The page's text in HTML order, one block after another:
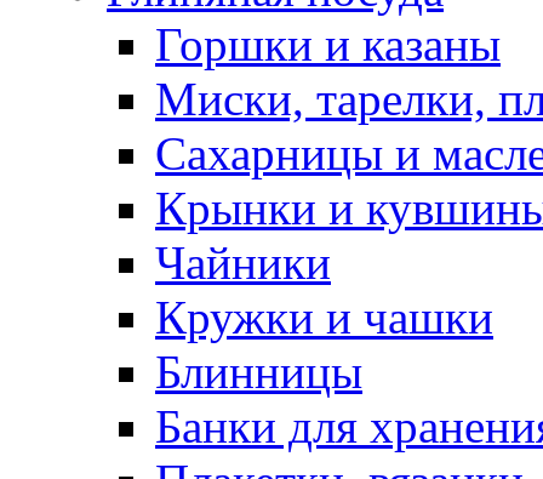
Горшки и казаны
Миски, тарелки,
Сахарницы и
Крынки и
Чайники
Кружки и чашки
Блинницы
Банки для